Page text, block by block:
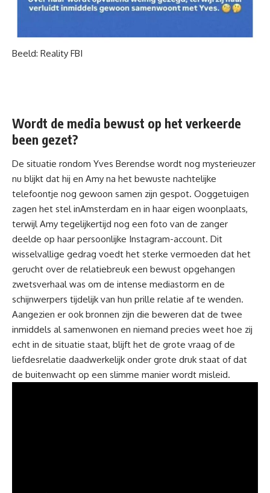
Beeld: Reality FBI
Wordt de media bewust op het verkeerde
been gezet?
De situatie rondom Yves Berendse wordt nog mysterieuzer
nu blijkt dat hij en Amy na het bewuste nachtelijke
telefoontje nog gewoon samen zijn gespot. Ooggetuigen
zagen het stel inAmsterdam en in haar eigen woonplaats,
terwijl Amy tegelijkertijd nog een foto van de zanger
deelde op haar persoonlijke Instagram-account. Dit
wisselvallige gedrag voedt het sterke vermoeden dat het
gerucht over de relatiebreuk een bewust opgehangen
zwetsverhaal was om de intense mediastorm en de
schijnwerpers tijdelijk van hun prille relatie af te wenden.
Aangezien er ook bronnen zijn die beweren dat de twee
inmiddels al samenwonen en niemand precies weet hoe zij
echt in de situatie staat, blijft het de grote vraag of de
liefdesrelatie daadwerkelijk onder grote druk staat of dat
de buitenwacht op een slimme manier wordt misleid.